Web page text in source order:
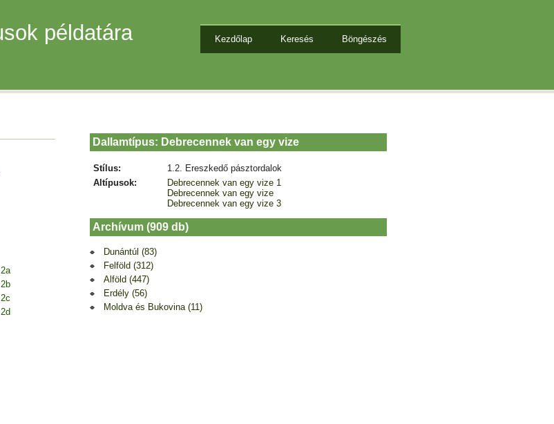
példatára Kezdőlap Keresés Böngészés
Dallamtípus: Debrecennek van egy vize
Stílus:
1.2. Ereszkedő pásztordalok
Altípusok:
Debrecennek van egy vize 1
Debrecennek van egy vize
Debrecennek van egy vize 3
Archívum (909 db)
Dunántúl (83)
Felföld (312)
Alföld (447)
Erdély (56)
Moldva és Bukovina (11)